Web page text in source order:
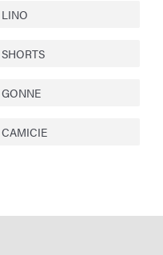
LINO
SHORTS
GONNE
CAMICIE